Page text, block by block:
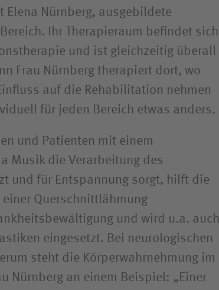
Elena Nürnberg, ausgebildete
Ihr Therapieraum befindet sich
und ist gleichzeitig überall
Frau Nürnberg therapiert dort, wo
auf die Rehabilitation nehmen
für jeden Bereich etwas anders.
und Patienten mit einem
Musik die Verarbeitung des
und für Entspannung sorgt, hilft die
einer Querschnittlähmung
und wird u.a. auch
eingesetzt. Bei neurologischen
steht die Körperwahrnehmung im
Nürnberg an einem Beispiel: „Einer